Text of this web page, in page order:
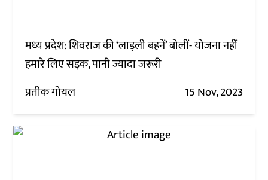
मध्य प्रदेश: शिवराज की ‘लाड़ली बहनें’ बोलीं- योजना नहीं
हमारे लिए सड़क, पानी ज्यादा जरूरी
प्रतीक गोयल
15 Nov, 2023